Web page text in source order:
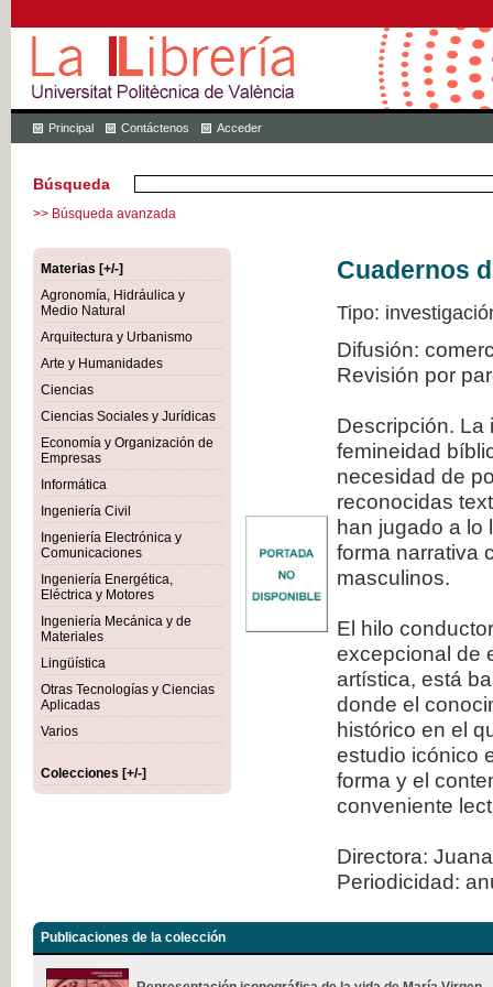
Principal Contáctenos Acceder
Búsqueda
>> Búsqueda avanzada
Materias [+/-]
Agronomía, Hidráulica y
Medio Natural
Arquitectura y Urbanismo
Arte y Humanidades
Ciencias
Ciencias Sociales y Jurídicas
Economía y Organización de
Empresas
Informática
Ingeniería Civil
Ingeniería Electrónica y
Comunicaciones
Ingeniería Energética,
Eléctrica y Motores
Ingeniería Mecánica y de
Materiales
Lingüística
Otras Tecnologías y Ciencias
Aplicadas
Varios
Colecciones [+/-]
Cuadernos
Tipo:
Difusión:
Revisión por
Descripción. La
femineidad
necesidad de
reconocidas
han jugado a lo
forma narrativa
masculinos.
El hilo
excepcional de
artística, está
donde el
histórico en el
estudio icónico
forma y el
conveniente
Directora:
Periodicidad:
Publicaciones de la colección